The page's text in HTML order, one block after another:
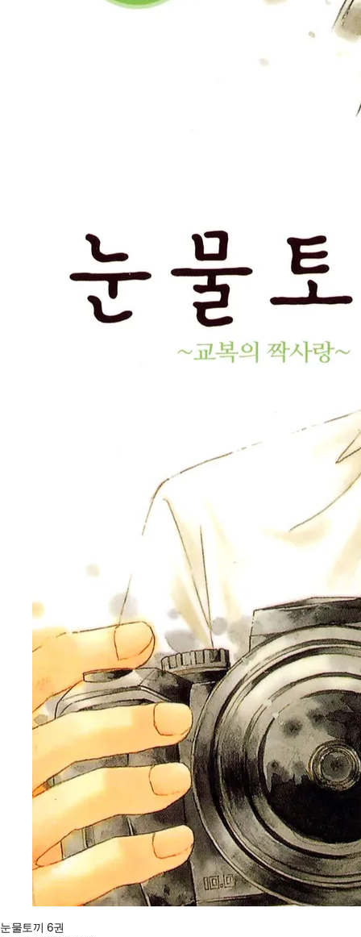
눈물토끼 6권